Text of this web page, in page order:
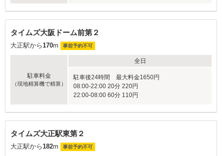
タイムズ大阪ドーム前第２
大正駅から170m 事前予約不可
駐車料金
（現地精算機で精算）
全日
駐車後24時間 最大料金1650円
08:00-22:00 20分 220円
22:00-08:00 60分 110円
タイムズ大正駅東第２
大正駅から182m 事前予約不可